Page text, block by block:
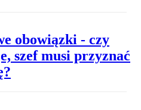
obowiązki - czy
szef musi przyznać